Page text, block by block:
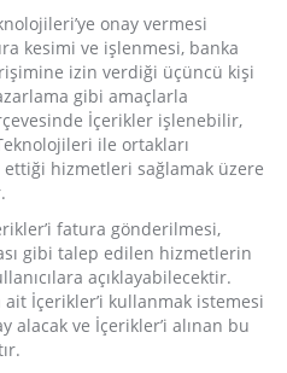
onay vermesi
kesimi ve işlenmesi, banka
izin verdiği üçüncü kişi
gibi amaçlarla
İçerikler işlenebilir,
ile ortakları
ettiği hizmetleri sağlamak üzere
fatura gönderilmesi,
gibi talep edilen hizmetlerin
açıklayabilecektir.
ait İçerikler’i kullanmak istemesi
alacak ve İçerikler’i alınan bu